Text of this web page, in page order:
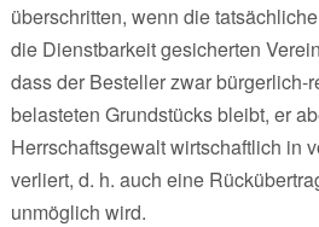
überschritten, wenn die
die Dienstbarkeit gesicherten
dass der Besteller zwar bürgerlich-
belasteten Grundstücks bleibt, er
Herrschaftsgewalt wirtschaftlich in
verliert, d. h. auch eine
unmöglich wird.